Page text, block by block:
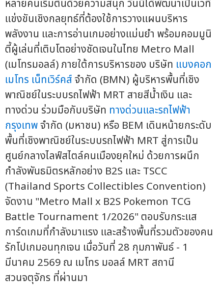
หลายคนเริ่มต้นด้วยความสนุก วันนี้ได้พัฒนาเป็นเวที
แข่งขันเชิงกลยุทธ์ที่ต้องใช้การวางแผนบริหาร
พลังงาน และการอ่านเกมอย่างแม่นยำ พร้อมคอมมูนิ
ตี้ผู้เล่นที่เติบโตอย่างชัดเจนในไทย Metro Mall
(เมโทรมอลล์) ภายใต้การบริหารของ บริษัท แบงคอก
เมโทร เน็ทเวิร์คส์จำกัด (BMN) ผู้บริหารพื้นที่เชิง
พาณิชย์ในระบบรถไฟฟ้า MRT สายสีน้ำเงิน และ
ทางด่วน ร่วมมือกับบริษัท ทางด่วนและรถไฟฟ้า
กรุงเทพจำกัด (มหาชน) หรือ BEM เดินหน้ายกระดับ
พื้นที่เชิงพาณิชย์ในระบบรถไฟฟ้า MRT สู่การเป็น
ศูนย์กลางไลฟ์สไตล์คนเมืองยุคใหม่ ด้วยการผนึก
กำลังพันธมิตรหลักอย่าง B2S และ TSCC
(Thailand Sports Collectibles Convention)
จัดงาน "Metro Mall x B2S Pokemon TCG
Battle Tournament 1/2026" ตอบรับกระแส
การ์ดเกมที่กำลังมาแรง และสร้างพื้นที่รวมตัวของคน
รักโปเกมอนทุกเจน เมื่อวันที่ 28 กุมภาพันธ์ - 1
มีนาคม 2569 ณ เมโทร มอลล์ MRT สถานี
สวนจตุจักร ที่ผ่านมา